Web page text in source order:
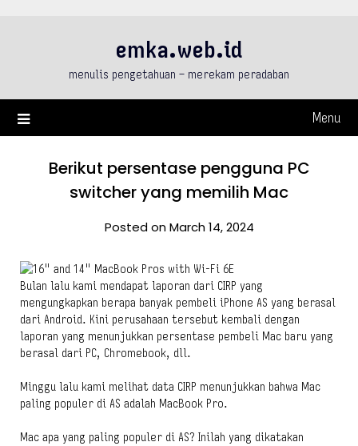
emka.web.id
menulis pengetahuan – merekam peradaban
Menu
Berikut persentase pengguna PC
switcher yang memilih Mac
Posted on March 14, 2024
Bulan lalu kami mendapat laporan dari CIRP yang
mengungkapkan berapa banyak pembeli iPhone AS yang berasal
dari Android. Kini perusahaan tersebut kembali dengan
laporan yang menunjukkan persentase pembeli Mac baru yang
berasal dari PC, Chromebook, dll.
Minggu lalu kami melihat data CIRP menunjukkan bahwa Mac
paling populer di AS adalah MacBook Pro.
Mac apa yang paling populer di AS? Inilah yang dikatakan